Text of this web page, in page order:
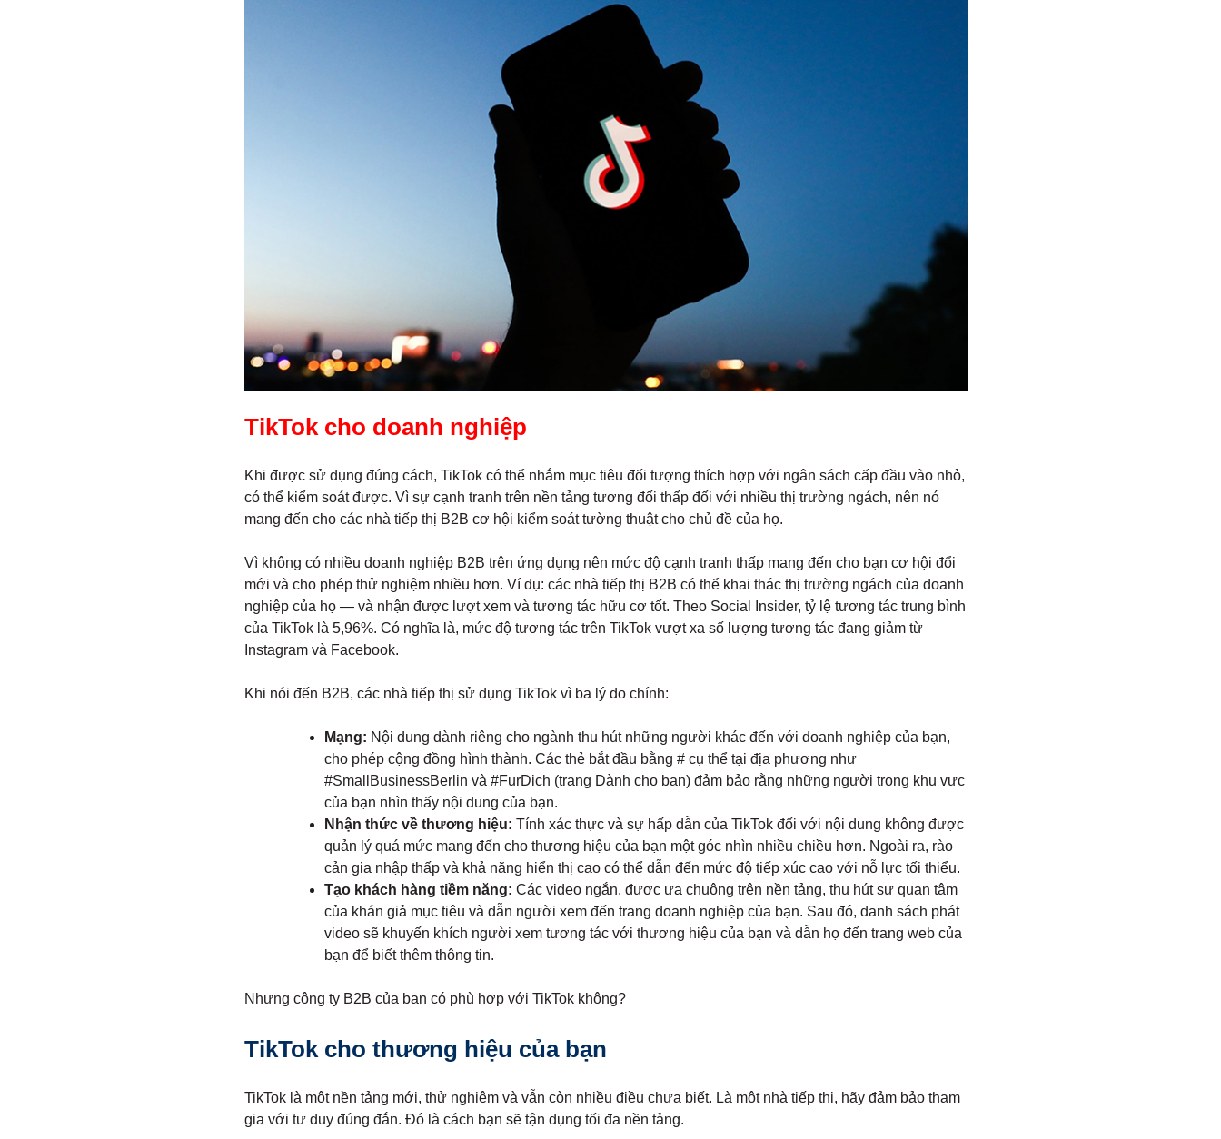
TikTok cho doanh nghiệp
Khi được sử dụng đúng cách, TikTok có thể nhắm mục tiêu đối tượng thích hợp với ngân sách cấp đầu vào nhỏ,
có thể kiểm soát được. Vì sự cạnh tranh trên nền tảng tương đối thấp đối với nhiều thị trường ngách, nên nó
mang đến cho các nhà tiếp thị B2B cơ hội kiểm soát tường thuật cho chủ đề của họ.
Vì không có nhiều doanh nghiệp B2B trên ứng dụng nên mức độ cạnh tranh thấp mang đến cho bạn cơ hội đổi
mới và cho phép thử nghiệm nhiều hơn. Ví dụ: các nhà tiếp thị B2B có thể khai thác thị trường ngách của doanh
nghiệp của họ — và nhận được lượt xem và tương tác hữu cơ tốt. Theo Social Insider, tỷ lệ tương tác trung bình
của TikTok là 5,96%. Có nghĩa là, mức độ tương tác trên TikTok vượt xa số lượng tương tác đang giảm từ
Instagram và Facebook.
Khi nói đến B2B, các nhà tiếp thị sử dụng TikTok vì ba lý do chính:
Mạng: Nội dung dành riêng cho ngành thu hút những người khác đến với doanh nghiệp của bạn,
cho phép cộng đồng hình thành. Các thẻ bắt đầu bằng # cụ thể tại địa phương như
#SmallBusinessBerlin và #FurDich (trang Dành cho bạn) đảm bảo rằng những người trong khu vực
của bạn nhìn thấy nội dung của bạn.
Nhận thức về thương hiệu: Tính xác thực và sự hấp dẫn của TikTok đối với nội dung không được
quản lý quá mức mang đến cho thương hiệu của bạn một góc nhìn nhiều chiều hơn. Ngoài ra, rào
cản gia nhập thấp và khả năng hiển thị cao có thể dẫn đến mức độ tiếp xúc cao với nỗ lực tối thiểu.
Tạo khách hàng tiềm năng: Các video ngắn, được ưa chuộng trên nền tảng, thu hút sự quan tâm
của khán giả mục tiêu và dẫn người xem đến trang doanh nghiệp của bạn. Sau đó, danh sách phát
video sẽ khuyến khích người xem tương tác với thương hiệu của bạn và dẫn họ đến trang web của
bạn để biết thêm thông tin.
Nhưng công ty B2B của bạn có phù hợp với TikTok không?
TikTok cho thương hiệu của bạn
TikTok là một nền tảng mới, thử nghiệm và vẫn còn nhiều điều chưa biết. Là một nhà tiếp thị, hãy đảm bảo tham
gia với tư duy đúng đắn. Đó là cách bạn sẽ tận dụng tối đa nền tảng.